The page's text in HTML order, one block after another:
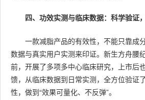
四、功效实测与临床数据：科学验证
一款减脂产品的有效性，不能只靠成
数据与真实用户实测来印证。新生方舟腰
前，开展了多项多中心临床研究，上市后
馈，从临床数据到日常实测，全方位验证
性，做到“效果可量化、不反弹”。